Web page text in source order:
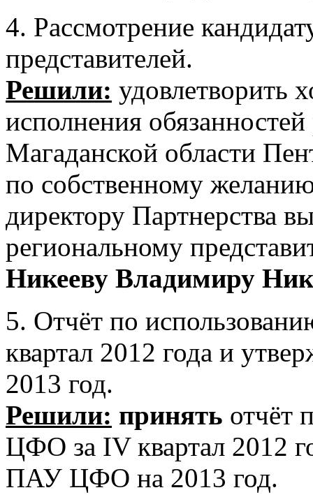
4. Рассмотрение
представителей.
Решили: удовлетворить
исполнения
Магаданской области
по собственному
директору Партнерства
региональному
Никееву Владимиру
5. Отчёт по
квартал 2012 года и
2013 год.
Решили: принять отчёт
ЦФО за IV квартал 2012
ПАУ ЦФО на 2013 год.